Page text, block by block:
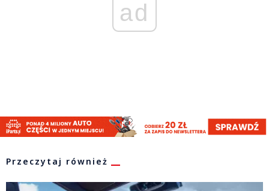
ad
Przeczytaj również